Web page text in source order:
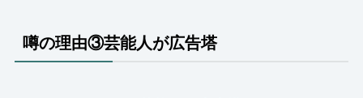
噂の理由③芸能人が広告塔